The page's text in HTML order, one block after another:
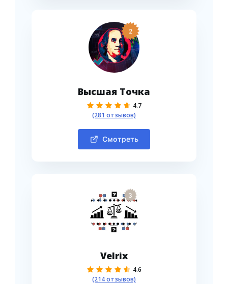
2
Высшая Точка
4.7
(281 отзывов)
Смотреть
3
Velrix
4.6
(214 отзывов)